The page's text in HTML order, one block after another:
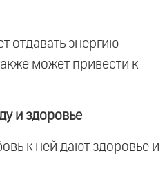
отдавать энергию
может привести к
и здоровье
к ней дают здоровье и